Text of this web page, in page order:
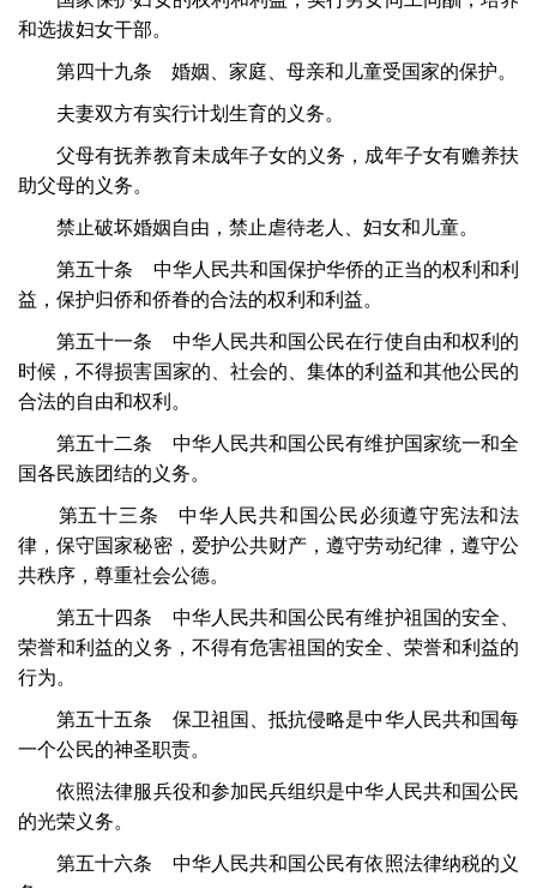
和选拔妇女干部。
第四十九条 婚姻、家庭、母亲和儿童受国家的保护。
夫妻双方有实行计划生育的义务。
父母有抚养教育未成年子女的义务，成年子女有赡养扶
助父母的义务。
禁止破坏婚姻自由，禁止虐待老人、妇女和儿童。
第五十条 中华人民共和国保护华侨的正当的权利和利
益，保护归侨和侨眷的合法的权利和利益。
第五十一条 中华人民共和国公民在行使自由和权利的
时候，不得损害国家的、社会的、集体的利益和其他公民的
合法的自由和权利。
第五十二条 中华人民共和国公民有维护国家统一和全
国各民族团结的义务。
第五十三条 中华人民共和国公民必须遵守宪法和法
律，保守国家秘密，爱护公共财产，遵守劳动纪律，遵守公
共秩序，尊重社会公德。
第五十四条 中华人民共和国公民有维护祖国的安全、
荣誉和利益的义务，不得有危害祖国的安全、荣誉和利益的
行为。
第五十五条 保卫祖国、抵抗侵略是中华人民共和国每
一个公民的神圣职责。
依照法律服兵役和参加民兵组织是中华人民共和国公民
的光荣义务。
第五十六条 中华人民共和国公民有依照法律纳税的义